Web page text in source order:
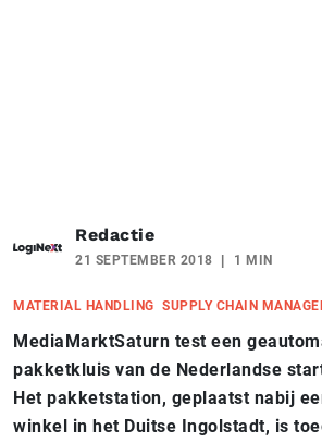
Redactie
21 SEPTEMBER 2018 1 MIN
MATERIAL HANDLING SUPPLY CHAIN
MediaMarktSaturn test een
pakketkluis van de Nederlandse
Het pakketstation, geplaatst nabij
winkel in het Duitse Ingolstadt, is